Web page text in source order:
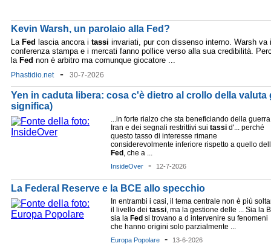
Kevin Warsh, un parolaio alla Fed?
La Fed lascia ancora i tassi invariati, pur con dissenso interno. Warsh va
conferenza stampa e i mercati fanno pollice verso alla sua credibilità.
la Fed non è arbitro ma comunque giocatore ...
Phastidio.net- 30-7-2026
Yen in caduta libera: cosa c'è dietro al crollo della valuta
significa)
...in forte rialzo che sta beneficiando della
Iran e dei segnali restrittivi sui tassi d'... perché
questo tasso di interesse rimane
considerevolmente inferiore rispetto a quello
Fed , che a ...
InsideOver - 12-7-2026
La Federal Reserve e la BCE allo specchio
In entrambi i casi, il tema centrale non è più
il livello dei tassi, ma la gestione delle ... Sia la
sia la Fed si trovano a d intervenire su fenomeni
che hanno origini solo parzialmente ...
Europa Popolare - 13-6-2026